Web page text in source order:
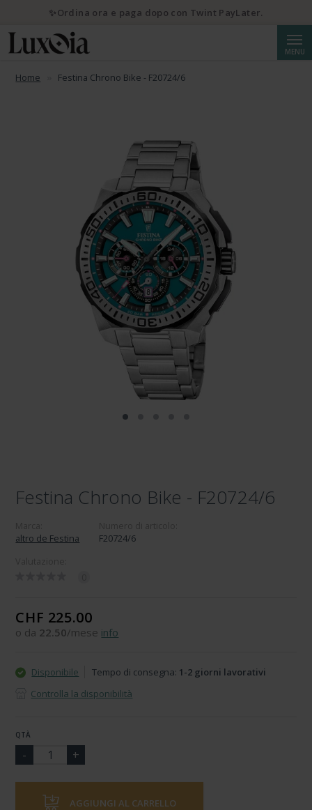
MENU
Home Festina Chrono Bike - F20724/6
Festina Chrono Bike - F20724/6
altro de Festina
F20724/6
CHF 225.00
o da 22.50/mese info
Disponibile Tempo di consegna: 1-2 giorni lavorativi
Controlla la disponibilità
QTÀ
AGGIUNGI AL CARRELLO
✨Ordina ora e paga dopo con Twint PayLater.